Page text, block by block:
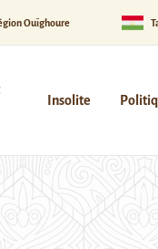
Ouïghoure
Insolite